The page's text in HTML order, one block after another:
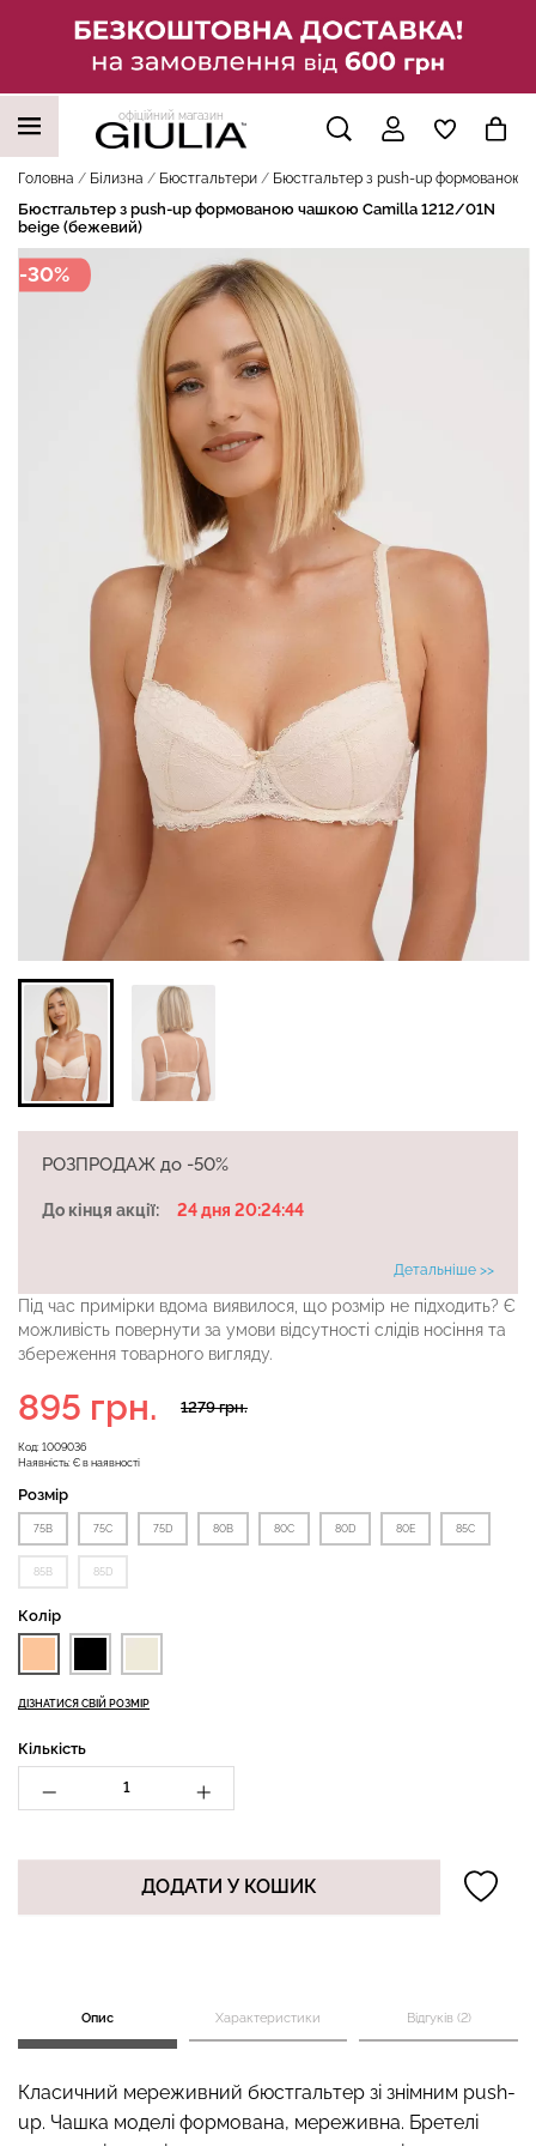
офіційний магазин
Головна Білизна Бюстгальтери Бюстгальтер з push-up формованою
Бюстгальтер з push-up формованою чашкою Camilla 1212/01N
beige (бежевий)
-30%
РОЗПРОДАЖ до -50%
До кінця акції: 24 дня 20:24:43
Детальніше >>
Під час примірки вдома виявилося, що розмір не підходить? Є
можливість повернути за умови відсутності слідів носіння та
збереження товарного вигляду.
Код: 1009036
Наявність: Є в наявності
1279 грн.
895 грн.
Розмір
75B 75C 75D 80B 80C 80D 80E 85C
85B 85D
Колір
ДІЗНАТИСЯ СВІЙ РОЗМІР
Кількість
ДОДАТИ У КОШИК
Опис Характеристики Відгуків (2)
Класичний мереживний бюстгальтер зі знімним push-
up. Чашка моделі формована, мереживна. Бретелі
НАШІ ТРЕНДОВІ ТОВАРИ
Безшовні легінси з
мікрофібри LEGGINGS 02
(чорний) Giulia
789 грн.
Велосипедки з високою
талією TRACKS 01
(чорний) Giulia
384 грн.
549 грн.
LEGGINGS (чорний) Giulia
BRASILIAN SHAPEWEAR
369 грн.
Безшовні стрінги STRING
BRIEFS (чорний) Giulia